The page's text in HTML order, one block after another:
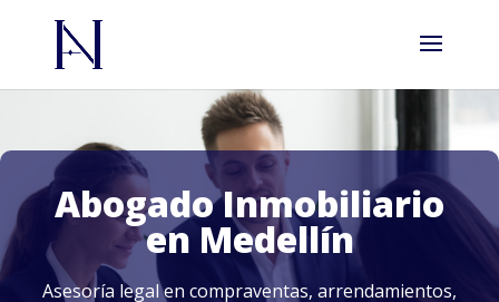
Abogado Inmobiliario
en Medellín
Asesoría legal en compraventas, arrendamientos,